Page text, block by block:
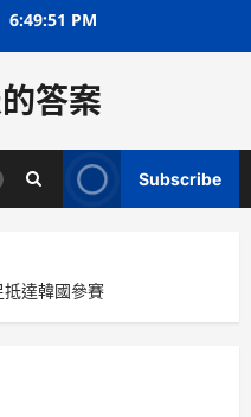
6:49:52 PM
答案
Subscribe
達韓國參賽